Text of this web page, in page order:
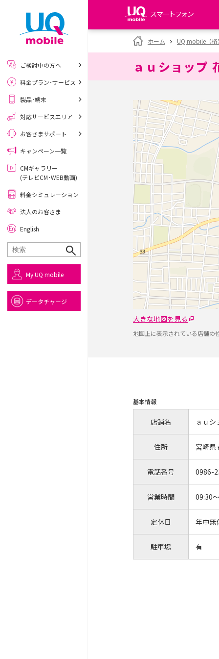
スマートフォン
my UQ WiMAX
UQ WiMAX ご契約の方
My UQ mobile
UQ mobile
データチャージサイト
ホーム UQ mobile（
ａｕショップ
大きな地図を見る
地図上に表示されている店舗の
基本情報
店舗名 ａｕ
住所 宮崎県
電話番号 0986-
営業時間 09:30
定休日 年中無
駐車場 有
ご検討中の方へ
料金プラン･サービス
製品･端末
対応サービスエリア
お客さまサポート
キャンペーン一覧
CMギャラリー
(テレビCM･WEB動画)
料金シミュレーション
法人のお客さま
English
My UQ mobile
データチャージ